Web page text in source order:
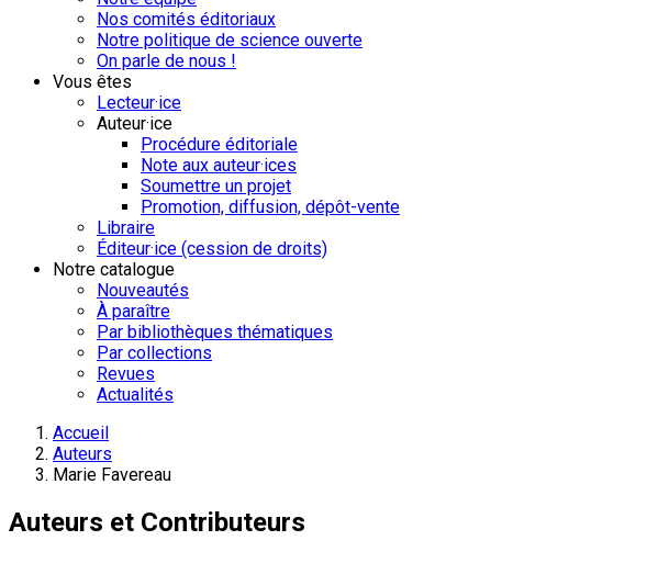
Nos comités éditoriaux
Notre politique de science ouverte
On parle de nous !
Vous êtes
Lecteur·ice
Auteur·ice
Procédure éditoriale
Note aux auteur·ices
Soumettre un projet
Promotion, diffusion, dépôt-vente
Libraire
Éditeur·ice (cession de droits)
Notre catalogue
Nouveautés
À paraître
Par bibliothèques thématiques
Par collections
Revues
Actualités
Accueil
Auteurs
Marie Favereau
Auteurs et Contributeurs